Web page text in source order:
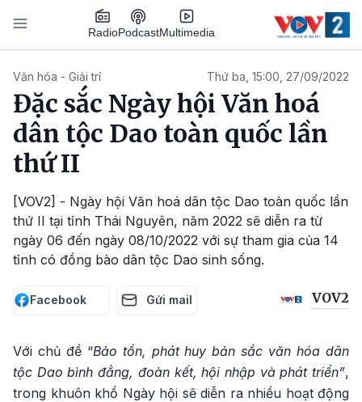
Nhảy đến nội dung
RadioPodcastMultimedia
Văn hóa - Giải trí Thứ ba, 15:00, 27/09/2022
Đặc sắc Ngày hội Văn hoá
dân tộc Dao toàn quốc lần
thứ II
[VOV2] - Ngày hội Văn hoá dân tộc Dao toàn quốc lần
thứ II tại tỉnh Thái Nguyên, năm 2022 sẽ diễn ra từ
ngày 06 đến ngày 08/10/2022 với sự tham gia của 14
tỉnh có đồng bào dân tộc Dao sinh sống.
Facebook Gửi mail VOV2
Với chủ đề “Bảo tồn, phát huy bản sắc văn hóa dân
tộc Dao bình đẳng, đoàn kết, hội nhập và phát triển”,
trong khuôn khổ Ngày hội sẽ diễn ra nhiều hoạt động